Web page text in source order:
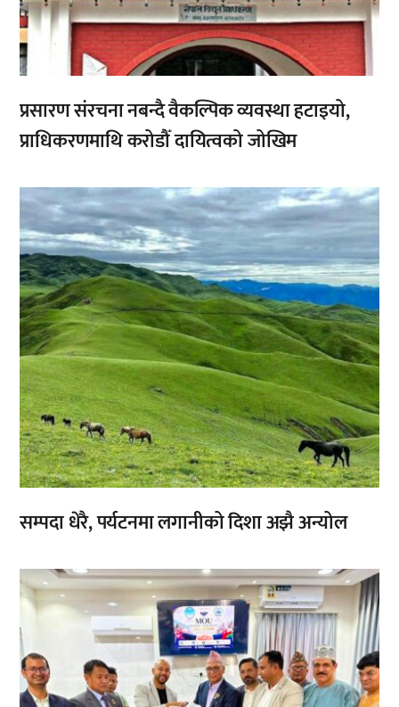
प्रसारण संरचना नबन्दै वैकल्पिक व्यवस्था हटाइयो,
प्राधिकरणमाथि करोडौँ दायित्वको जोखिम
,
सम्पदा धेरै, पर्यटनमा लगानीको दिशा अझै अन्योल
,,